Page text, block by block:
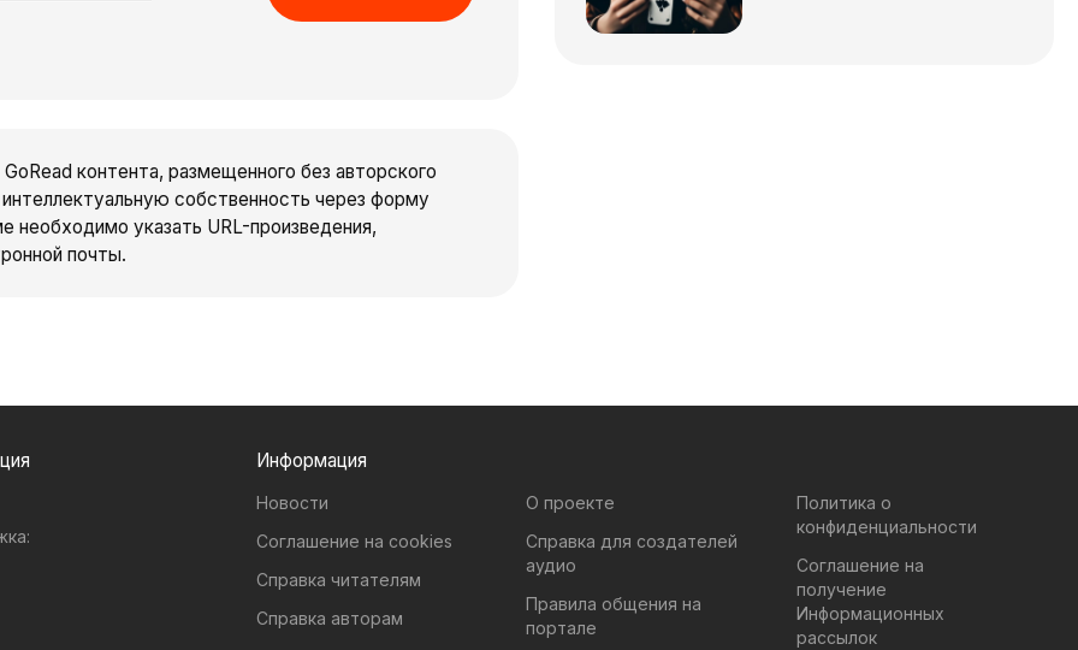
контента, размещенного без авторского
собственность через форму
необходимо указать URL-произведения,
почты.
Информация
Новости
Соглашение на cookies
Справка читателям
Справка авторам
О проекте
Справка для создателей
аудио
Правила общения на
портале
Политика о
конфиденциальности
Соглашение на
получение
Информационных
рассылок